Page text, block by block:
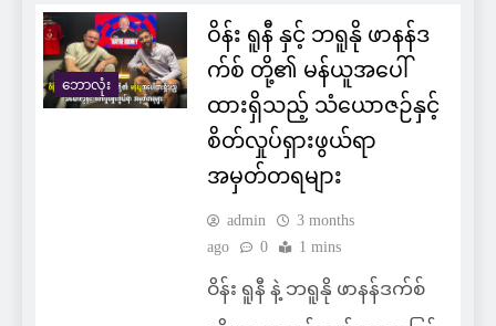
ဘောလုံး
ဝိန်း ရူနီ နှင့် ဘရူနို ဖာနန်ဒ
က်စ် တို့၏ မန်ယူအပေါ်
ထားရှိသည့် သံယောဇဉ်နှင့်
စိတ်လှုပ်ရှားဖွယ်ရာ
အမှတ်တရများ
admin
3 months
ago
0 1 mins
ဝိန်း ရူနီ နဲ့ ဘရူနို ဖာနန်ဒက်စ်